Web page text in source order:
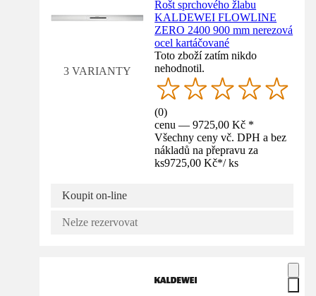
3 VARIANTY
Rošt sprchového žlabu
KALDEWEI FLOWLINE
ZERO 2400 900 mm nerezová
ocel kartáčované
Toto zboží zatím nikdo
nehodnotil.
(0)
cenu — 9725,00 Kč *
Všechny ceny vč. DPH a bez
nákladů na přepravu za
ks9725,00 Kč*/ ks
Koupit on-line
Nelze rezervovat